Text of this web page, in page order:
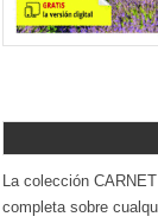
La colección
completa sobre